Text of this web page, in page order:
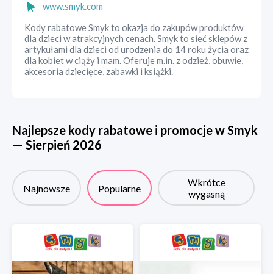
www.smyk.com
Kody rabatowe Smyk to okazja do zakupów produktów
dla dzieci w atrakcyjnych cenach. Smyk to sieć sklepów z
artykułami dla dzieci od urodzenia do 14 roku życia oraz
dla kobiet w ciąży i mam. Oferuje m.in. z odzież, obuwie,
akcesoria dziecięce, zabawki i książki.
Najlepsze kody rabatowe i promocje wSmyk
— Sierpień 2026
Najnowsze Popularne
Wkrótce
wygasną